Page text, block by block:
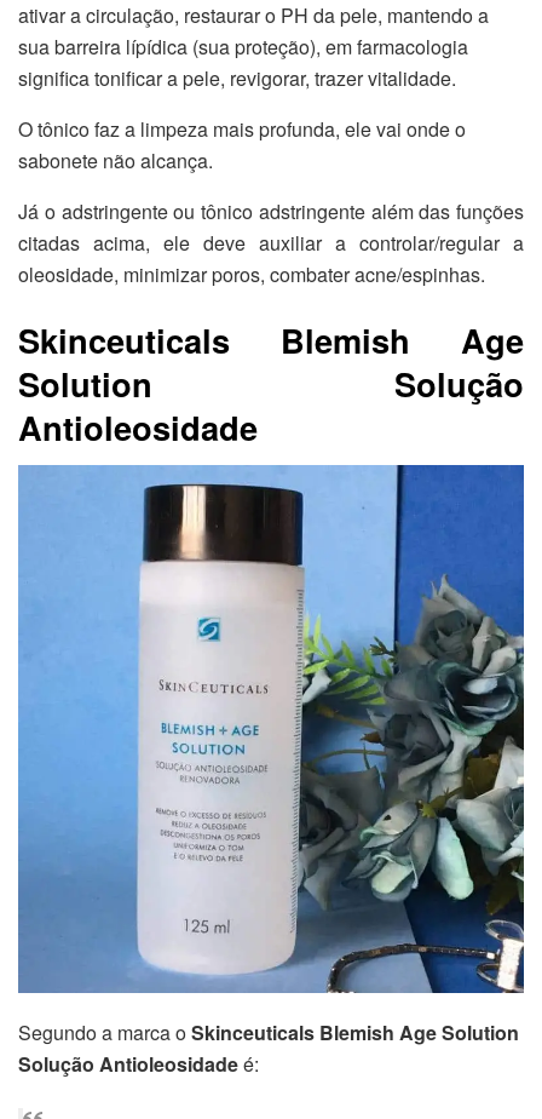
ativar a circulação, restaurar o PH da pele, mantendo a
sua barreira lípídica (sua proteção), em farmacologia
significa tonificar a pele, revigorar, trazer vitalidade.
O tônico faz a limpeza mais profunda, ele vai onde o
sabonete não alcança.
Já o adstringente ou tônico adstringente além das funções
citadas acima, ele deve auxiliar a controlar/regular a
oleosidade, minimizar poros, combater acne/espinhas.
Skinceuticals Blemish Age
Solution Solução
Antioleosidade
Segundo a marca oSkinceuticals Blemish Age Solution
Solução Antioleosidadeé: